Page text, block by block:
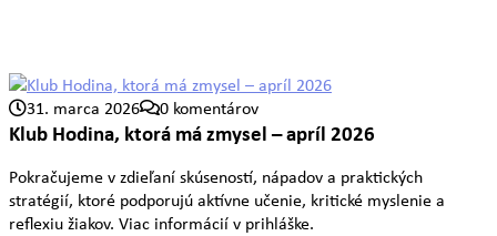
31. marca 2026 0 komentárov
Klub Hodina, ktorá má zmysel – apríl 2026
Pokračujeme v zdieľaní skúseností, nápadov a praktických
stratégií, ktoré podporujú aktívne učenie, kritické myslenie a
reflexiu žiakov. Viac informácií v prihláške.